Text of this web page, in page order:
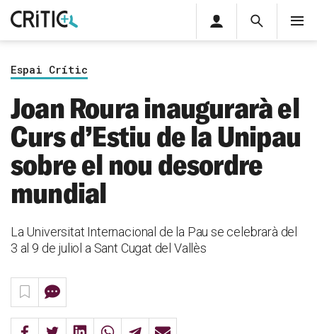
Cerca
privada
Inicia sessió
Espai Crític
Joan Roura inaugurarà el
Curs d’Estiu de la Unipau
sobre el nou desordre
mundial
La Universitat Internacional de la Pau se celebrarà del
3 al 9 de juliol a Sant Cugat del Vallès